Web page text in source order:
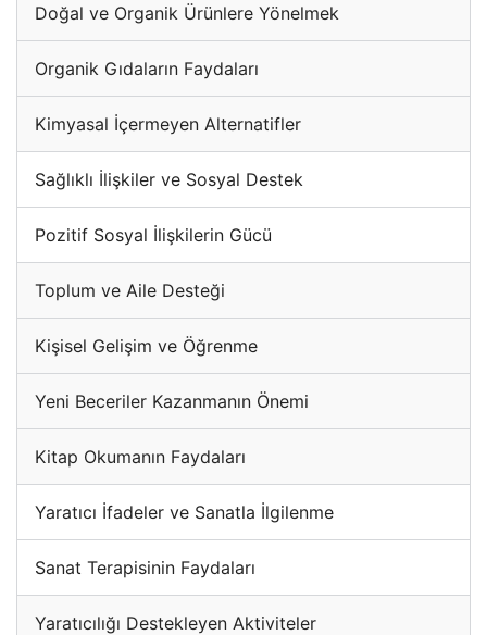
Doğal ve Organik Ürünlere Yönelmek
Organik Gıdaların Faydaları
Kimyasal İçermeyen Alternatifler
Sağlıklı İlişkiler ve Sosyal Destek
Pozitif Sosyal İlişkilerin Gücü
Toplum ve Aile Desteği
Kişisel Gelişim ve Öğrenme
Yeni Beceriler Kazanmanın Önemi
Kitap Okumanın Faydaları
Yaratıcı İfadeler ve Sanatla İlgilenme
Sanat Terapisinin Faydaları
Yaratıcılığı Destekleyen Aktiviteler